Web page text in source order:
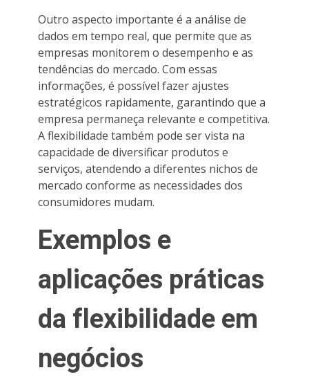
Outro aspecto importante é a análise de
dados em tempo real, que permite que as
empresas monitorem o desempenho e as
tendências do mercado. Com essas
informações, é possível fazer ajustes
estratégicos rapidamente, garantindo que a
empresa permaneça relevante e competitiva.
A flexibilidade também pode ser vista na
capacidade de diversificar produtos e
serviços, atendendo a diferentes nichos de
mercado conforme as necessidades dos
consumidores mudam.
Exemplos e
aplicações práticas
da flexibilidade em
negócios